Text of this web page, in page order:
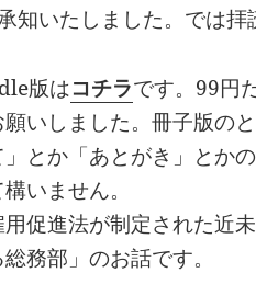
知いたしました。では拝
版はコチラです。99円
願いしました。冊子版の
とか「あとがき」とか
いません。
用促進法が制定された近
務部」のお話です。